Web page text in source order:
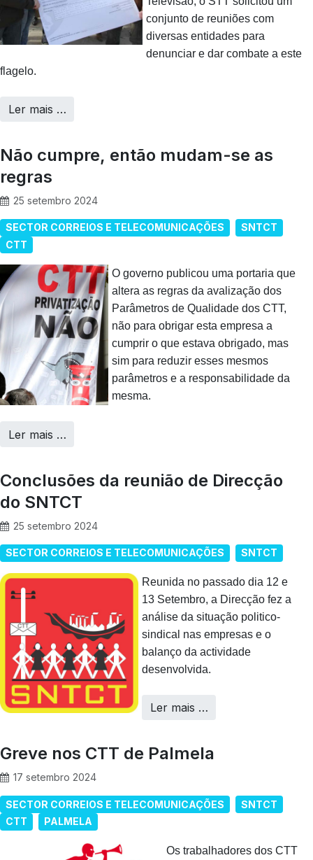
conjunto de reuniões com
diversas entidades para
denunciar e dar combate a este
flagelo.
Ler mais …
Não cumpre, então mudam-se as
regras
25 setembro 2024
SECTOR CORREIOS E TELECOMUNICAÇÕES
SNTCT
CTT
O governo publicou uma portaria que
altera as regras da avalização dos
Parâmetros de Qualidade dos CTT,
não para obrigar esta empresa a
cumprir o que estava obrigado, mas
sim para reduzir esses mesmos
parâmetros e a responsabilidade da
mesma.
Ler mais …
Conclusões da reunião de Direcção
do SNTCT
25 setembro 2024
SECTOR CORREIOS E TELECOMUNICAÇÕES SNTCT
Reunida no passado dia 12 e
13 Setembro, a Direcção fez a
análise da situação politico-
sindical nas empresas e o
balanço da actividade
desenvolvida.
Ler mais …
Greve nos CTT de Palmela
17 setembro 2024
SECTOR CORREIOS E TELECOMUNICAÇÕES
SNTCT
CTT
PALMELA
Os trabalhadores dos CTT